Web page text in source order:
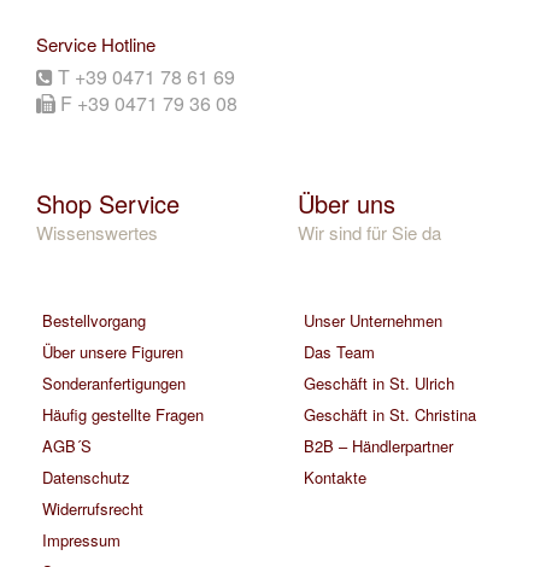
Service Hotline
T +39 0471 78 61 69
F +39 0471 79 36 08
Shop Service
Wissenswertes
Bestellvorgang
Über unsere Figuren
Sonderanfertigungen
Häufig gestellte Fragen
AGB´S
Datenschutz
Widerrufsrecht
Impressum
Über uns
Wir sind für Sie da
Unser Unternehmen
Das Team
Geschäft in St. Ulrich
Geschäft in St. Christina
B2B – Händlerpartner
Kontakte